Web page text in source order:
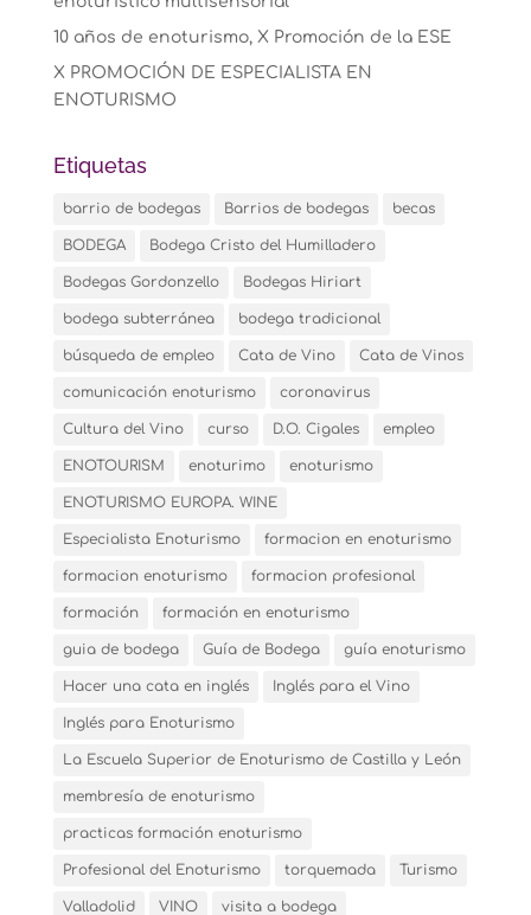
10 años de enoturismo, X Promoción de la ESE
X PROMOCIÓN DE ESPECIALISTA EN
ENOTURISMO
Etiquetas
barrio de bodegas Barrios de bodegas becas
BODEGA Bodega Cristo del Humilladero
Bodegas Gordonzello Bodegas Hiriart
bodega subterránea bodega tradicional
búsqueda de empleo Cata de Vino Cata de Vinos
comunicación enoturismo coronavirus
Cultura del Vino curso D.O. Cigales empleo
ENOTOURISM enoturimo enoturismo
ENOTURISMO EUROPA. WINE
Especialista Enoturismo formacion en enoturismo
formacion enoturismo formacion profesional
formación formación en enoturismo
guia de bodega Guía de Bodega guía enoturismo
Hacer una cata en inglés Inglés para el Vino
Inglés para Enoturismo
La Escuela Superior de Enoturismo de Castilla y León
membresía de enoturismo
practicas formación enoturismo
Profesional del Enoturismo torquemada Turismo
Valladolid VINO visita a bodega